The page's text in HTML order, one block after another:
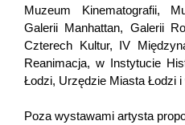
Muzeum Kinematografii,
Galerii Manhattan, Galerii
Czterech Kultur, IV
Reanimacja, w Instytucie
Łodzi, Urzędzie Miasta Łodzi
Poza wystawami artysta